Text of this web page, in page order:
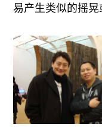
关注我们
易产生类似的摇晃